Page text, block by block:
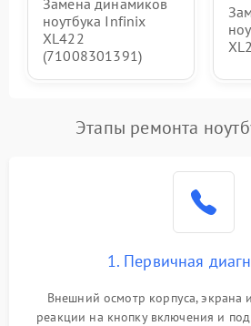
ноутбука Infinix
XL422
(71008301391)
Этапы ремонта
1. Первичная
Внешний осмотр корпуса, экрана
реакции на кнопку включения и